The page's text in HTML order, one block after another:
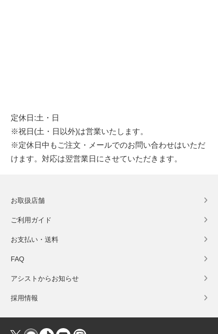
定休日:土・日
※祝日(土・日以外)は営業いたします。
※定休日中もご注文・メールでのお問い合わせはいただ
けます。対応は翌営業日にさせていただきます。
お取扱店舗
ご利用ガイド
お支払い・送料
FAQ
アシストからお知らせ
採用情報